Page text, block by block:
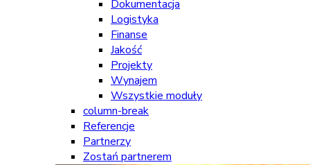
Dokumentacja
Logistyka
Finanse
Jakość
Projekty
Wynajem
Wszystkie moduły
column-break
Referencje
Partnerzy
Zostań partnerem